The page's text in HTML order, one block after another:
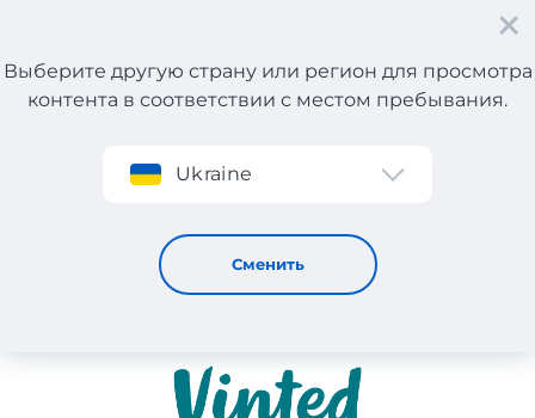
Регистрация
Выберите другую страну или регион для просмотра
контента в соответствии с местом пребывания.
Ukraine
Сменить
Vinted